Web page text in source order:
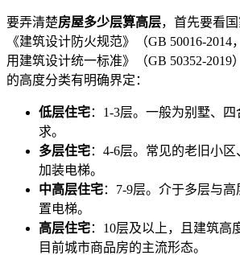
要弄清楚房屋多少层算高层，首先要看
《建筑设计防火规范》（GB 50016-2014
用建筑设计统一标准》（GB 50352-2019
的高度分类有明确界定：
低层住宅：1-3层。一般为别墅、
求。
多层住宅：4-6层。常见的老旧小
加装电梯。
中高层住宅：7-9层。介于多层与
置电梯。
高层住宅：10层及以上，且建筑高
目前城市商品房的主流形态。